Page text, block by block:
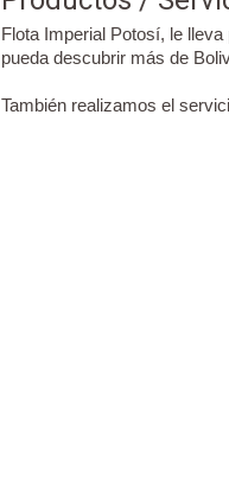
Flota Imperial Potosí, le
pueda descubrir más de
También realizamos el